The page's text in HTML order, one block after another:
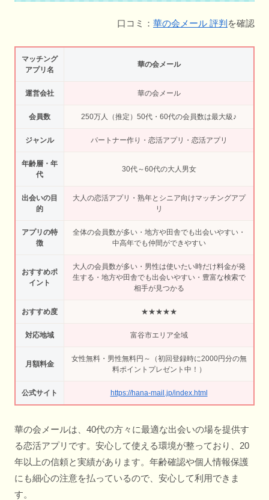
口コミ： 華の会メール 評判 を確認
マッチング
アプリ名
華の会メール
運営会社 華の会メール
会員数 250万人（推定）50代・60代の会員数は最大級♪
ジャンル パートナー作り・恋活アプリ・恋活アプリ
年齢層・年
代
30代～60代の大人男女
出会いの目
的
大人の恋活アプリ・熟年とシニア向けマッチングアプ
リ
アプリの特
徴
全体の会員数が多い・地方や田舎でも出会いやすい・
中高年でも仲間ができやすい
おすすめポ
イント
大人の会員数が多い・男性は使いたい時だけ料金が発
生する・地方や田舎でも出会いやすい・豊富な検索で
相手が見つかる
おすすめ度 ★★★★★
対応地域 富谷市エリア全域
月額料金
女性無料・男性無料円～（初回登録時に2000円分の無
料ポイントプレゼント中！）
公式サイト https://hana-mail.jp/index.html
華の会メールは、40代の方々に最適な出会いの場を提供す
る恋活アプリです。安心して使える環境が整っており、20
年以上の信頼と実績があります。年齢確認や個人情報保護
にも細心の注意を払っているので、安心して利用できま
す。